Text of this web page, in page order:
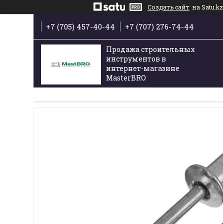
Создать сайт на Satu.kz
+7 (705) 457-40-44 +7 (707) 276-74-44
Продажа строительных
инструментов в
интернет-магазине
MasterBRO